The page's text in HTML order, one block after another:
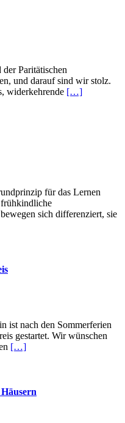
Paritätischen
und darauf sind wir stolz.
widerkehrende […]
für das Lernen
sich differenziert, sie
ist nach den Sommerferien
gestartet. Wir wünschen
[…]